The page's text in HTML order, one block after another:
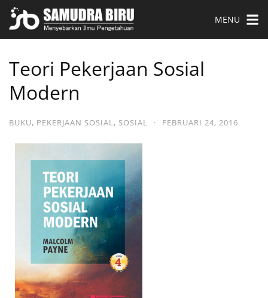
MENU
Teori Pekerjaan Sosial
Modern
BUKU, PEKERJAAN SOSIAL, SOSIAL · FEBRUARI 24, 2016